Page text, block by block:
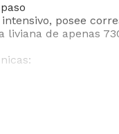
intensivo, posee
liviana de apenas
de alto x 32 cm